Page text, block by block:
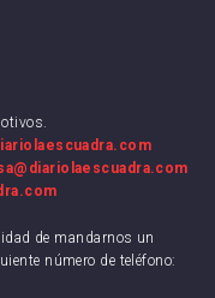
de mandarnos un
número de teléfono: